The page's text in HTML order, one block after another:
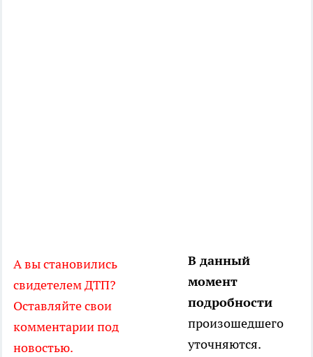
А вы становились
свидетелем ДТП?
Оставляйте свои
комментарии под
новостью.
В данный
момент
подробности
произошедшего
уточняются.